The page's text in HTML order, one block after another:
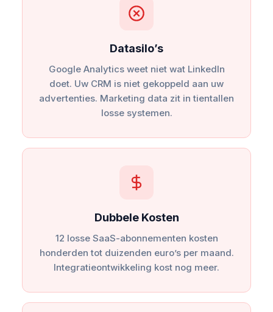
Datasilo’s
Google Analytics weet niet wat LinkedIn
doet. Uw CRM is niet gekoppeld aan uw
advertenties. Marketing data zit in tientallen
losse systemen.
Dubbele Kosten
12 losse SaaS-abonnementen kosten
honderden tot duizenden euro’s per maand.
Integratieontwikkeling kost nog meer.